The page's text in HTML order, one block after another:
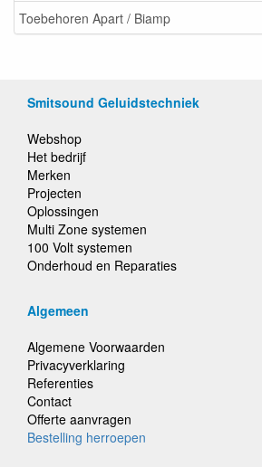
Toebehoren Apart / Biamp
Smitsound Geluidstechniek
Webshop
Het bedrijf
Merken
Projecten
Oplossingen
Multi Zone systemen
100 Volt systemen
Onderhoud en Reparaties
Algemeen
Algemene Voorwaarden
Privacyverklaring
Referenties
Contact
Offerte aanvragen
Bestelling herroepen